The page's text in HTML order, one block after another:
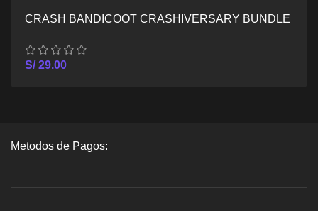
CRASH BANDICOOT CRASHIVERSARY BUNDLE
S/29.00
Metodos de Pagos: